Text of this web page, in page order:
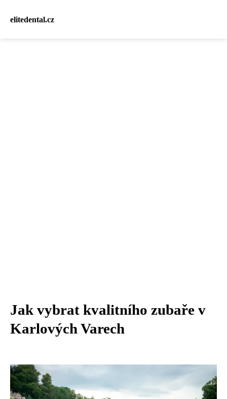
elitedental.cz
Jak vybrat kvalitního zubaře v
Karlových Varech